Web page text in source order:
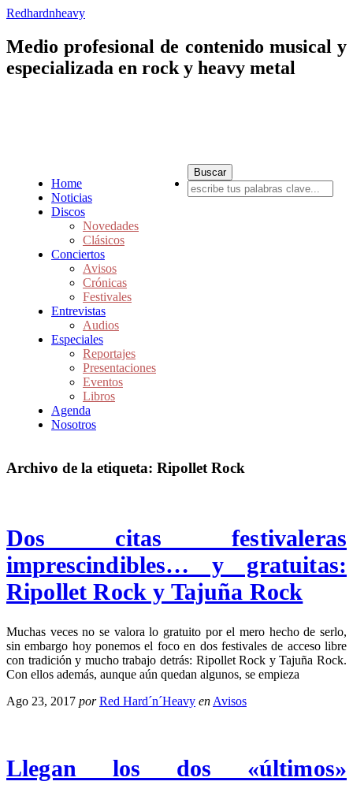
Redhardnheavy
Medio profesional de contenido musical y
especializada en rock y heavy metal
Home
Noticias
Discos
Novedades
Clásicos
Conciertos
Avisos
Crónicas
Festivales
Entrevistas
Audios
Especiales
Reportajes
Presentaciones
Eventos
Libros
Agenda
Nosotros
Archivo de la etiqueta: Ripollet Rock
Dos citas festivaleras
imprescindibles… y gratuitas:
Ripollet Rock y Tajuña Rock
Muchas veces no se valora lo gratuito por el mero hecho de serlo,
sin embargo hoy ponemos el foco en dos festivales de acceso libre
con tradición y mucho trabajo detrás: Ripollet Rock y Tajuña Rock.
Con ellos además, aunque aún quedan algunos, se empieza
Ago 23, 2017 por Red Hard´n´Heavy en Avisos
Llegan los dos «últimos»